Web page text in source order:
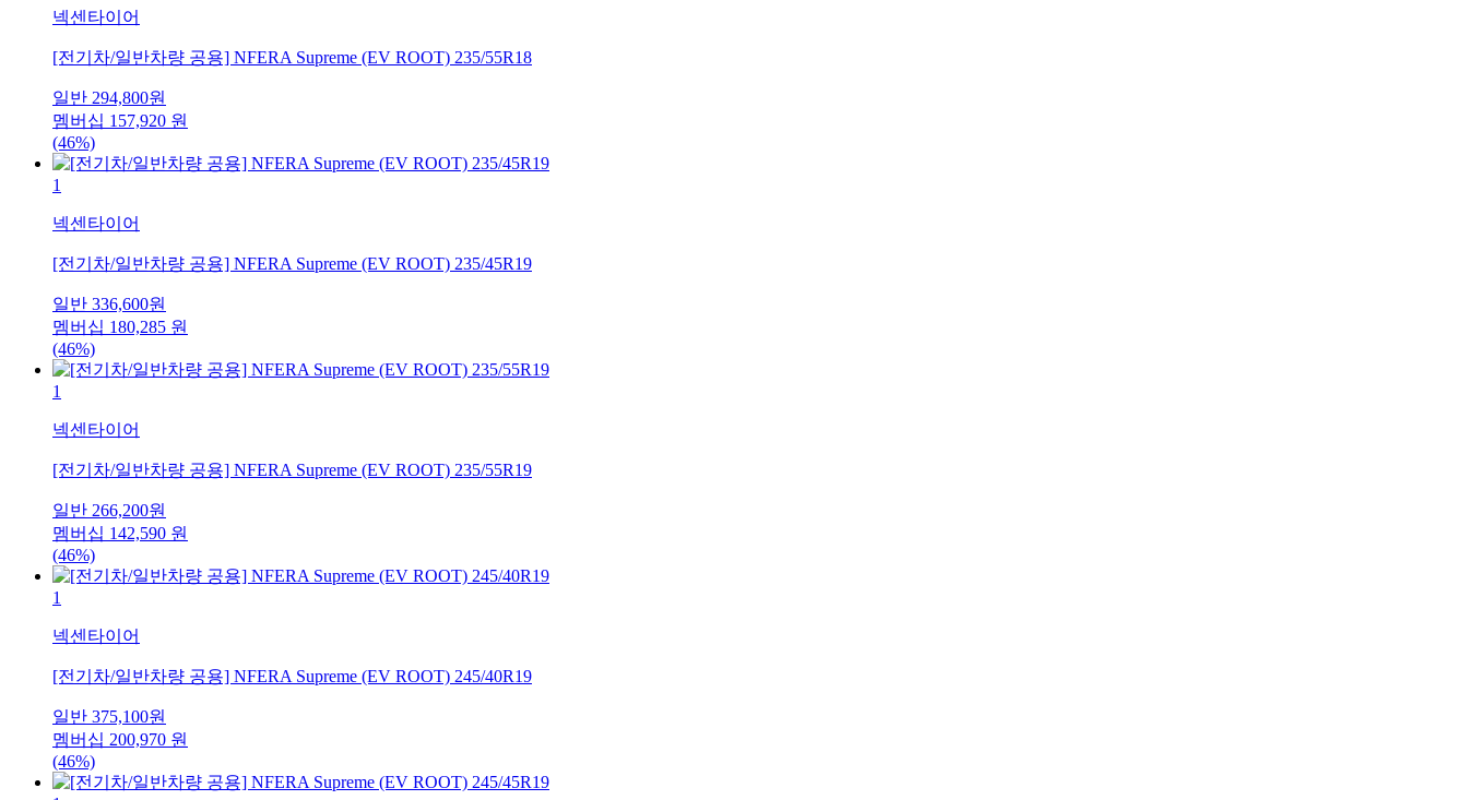
넥센타이어
[전기차/일반차량 공용] NFERA Supreme (EV ROOT) 235/55R18
일반 294,800원
멤버십 157,920 원
(46%)
1
넥센타이어
[전기차/일반차량 공용] NFERA Supreme (EV ROOT) 235/45R19
일반 336,600원
멤버십 180,285 원
(46%)
1
넥센타이어
[전기차/일반차량 공용] NFERA Supreme (EV ROOT) 235/55R19
일반 266,200원
멤버십 142,590 원
(46%)
1
넥센타이어
[전기차/일반차량 공용] NFERA Supreme (EV ROOT) 245/40R19
일반 375,100원
멤버십 200,970 원
(46%)